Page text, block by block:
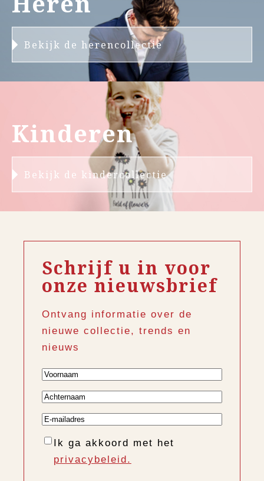
Bekijk de herencollectie
Kinderen
Bekijk de kindercollectie
Schrijf u in voor
onze nieuwsbrief
Ontvang informatie over de
nieuwe collectie, trends en
nieuws
Voornaam
Achternaam
E-
mailadres
Instemming
Ik ga akkoord met het
privacybeleid.